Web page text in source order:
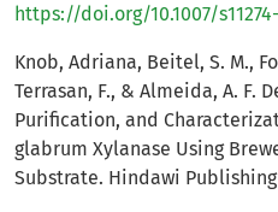
https://doi.org/10.1007/
Knob, Adriana, Beitel, S. M.,
Terrasan, F., & Almeida, A. F.
Purification, and
glabrum Xylanase Using
Substrate. Hindawi